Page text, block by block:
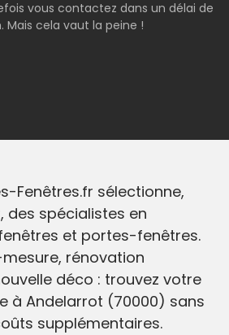
vous contactez dans un délai de
Mais cela vaut la peine !
Fenêtres.fr sélectionne,
des spécialistes en
et portes-fenêtres.
rénovation
déco : trouvez votre
à Andelarrot (70000) sans
supplémentaires.